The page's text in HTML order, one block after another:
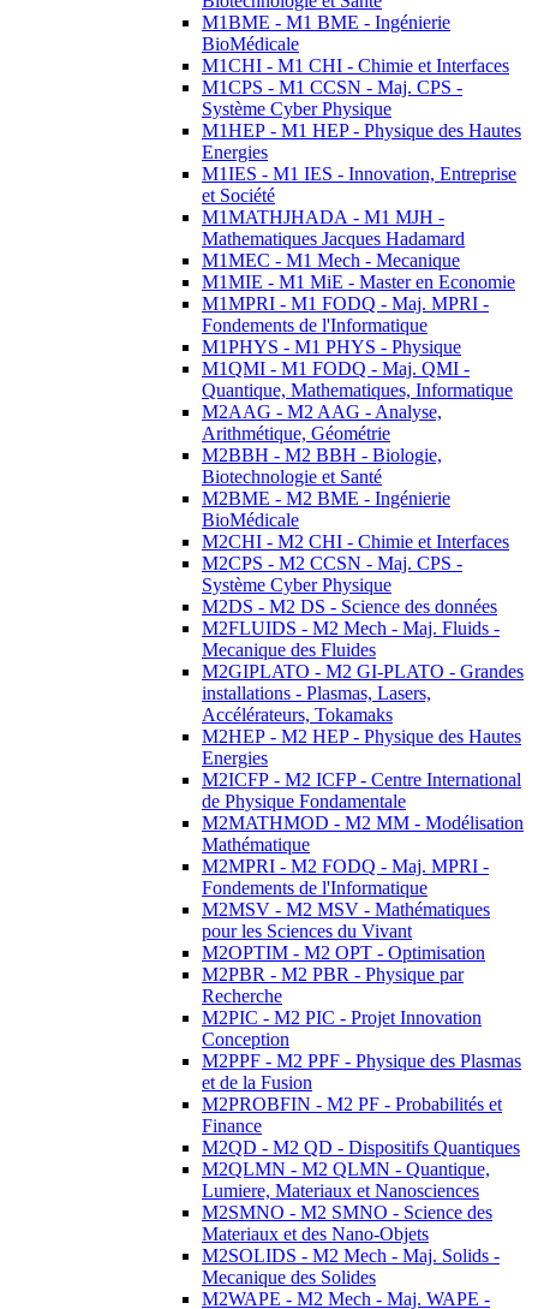
M1BME - M1 BME - Ingénierie
BioMédicale
M1CHI - M1 CHI - Chimie et Interfaces
M1CPS - M1 CCSN - Maj. CPS -
Système Cyber Physique
M1HEP - M1 HEP - Physique des Hautes
Energies
M1IES - M1 IES - Innovation, Entreprise
et Société
M1MATHJHADA - M1 MJH -
Mathematiques Jacques Hadamard
M1MEC - M1 Mech - Mecanique
M1MIE - M1 MiE - Master en Economie
M1MPRI - M1 FODQ - Maj. MPRI -
Fondements de l'Informatique
M1PHYS - M1 PHYS - Physique
M1QMI - M1 FODQ - Maj. QMI -
Quantique, Mathematiques, Informatique
M2AAG - M2 AAG - Analyse,
Arithmétique, Géométrie
M2BBH - M2 BBH - Biologie,
Biotechnologie et Santé
M2BME - M2 BME - Ingénierie
BioMédicale
M2CHI - M2 CHI - Chimie et Interfaces
M2CPS - M2 CCSN - Maj. CPS -
Système Cyber Physique
M2DS - M2 DS - Science des données
M2FLUIDS - M2 Mech - Maj. Fluids -
Mecanique des Fluides
M2GIPLATO - M2 GI-PLATO - Grandes
installations - Plasmas, Lasers,
Accélérateurs, Tokamaks
M2HEP - M2 HEP - Physique des Hautes
Energies
M2ICFP - M2 ICFP - Centre International
de Physique Fondamentale
M2MATHMOD - M2 MM - Modélisation
Mathématique
M2MPRI - M2 FODQ - Maj. MPRI -
Fondements de l'Informatique
M2MSV - M2 MSV - Mathématiques
pour les Sciences du Vivant
M2OPTIM - M2 OPT - Optimisation
M2PBR - M2 PBR - Physique par
Recherche
M2PIC - M2 PIC - Projet Innovation
Conception
M2PPF - M2 PPF - Physique des Plasmas
et de la Fusion
M2PROBFIN - M2 PF - Probabilités et
Finance
M2QD - M2 QD - Dispositifs Quantiques
M2QLMN - M2 QLMN - Quantique,
Lumiere, Materiaux et Nanosciences
M2SMNO - M2 SMNO - Science des
Materiaux et des Nano-Objets
M2SOLIDS - M2 Mech - Maj. Solids -
Mecanique des Solides
M2WAPE - M2 Mech - Maj. WAPE -